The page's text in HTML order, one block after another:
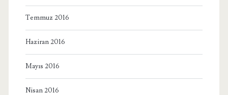
Temmuz 2016
Haziran 2016
Mayıs 2016
Nisan 2016